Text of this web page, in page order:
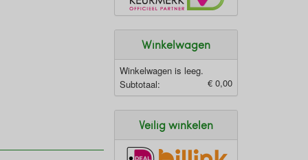
Winkelwagen
Winkelwagen is leeg.
Subtotaal:
€ 0,00
Veilig winkelen